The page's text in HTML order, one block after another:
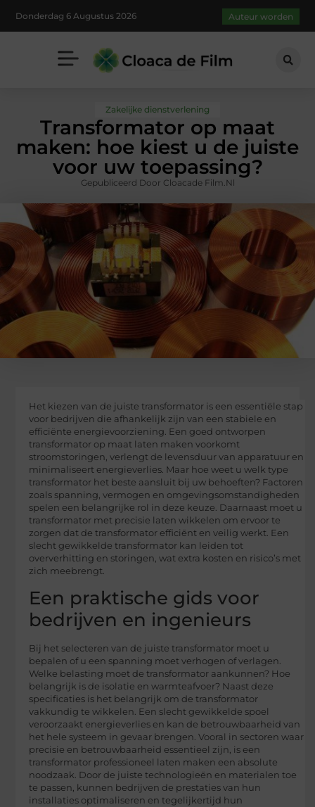
Donderdag 6 Augustus 2026 Auteur worden
Zakelijke dienstverlening
Transformator op maat
maken: hoe kiest u de juiste
voor uw toepassing?
Gepubliceerd Door Cloacade Film.nl
Het kiezen van de juiste transformator is een essentiële stap
voor bedrijven die afhankelijk zijn van een stabiele en
efficiënte energievoorziening. Een goed ontworpen
transformator op maat laten maken voorkomt
stroomstoringen, verlengt de levensduur van apparatuur en
minimaliseert energieverlies. Maar hoe weet u welk type
transformator het beste aansluit bij uw behoeften? Factoren
zoals spanning, vermogen en omgevingsomstandigheden
spelen een belangrijke rol in deze keuze. Daarnaast moet u
transformator met precisie laten wikkelen om ervoor te
zorgen dat de transformator efficiënt en veilig werkt. Een
slecht gewikkelde transformator kan leiden tot
oververhitting en storingen, wat extra kosten en risico’s met
zich meebrengt.
Een praktische gids voor
bedrijven en ingenieurs
Bij het selecteren van de juiste transformator moet u
bepalen of u een spanning moet verhogen of verlagen.
Welke belasting moet de transformator aankunnen? Hoe
belangrijk is de isolatie en warmteafvoer? Naast deze
specificaties is het belangrijk om de transformator
vakkundig te wikkelen. Een slecht gewikkelde spoel
veroorzaakt energieverlies en kan de betrouwbaarheid van
het hele systeem in gevaar brengen. Vooral in sectoren waar
precisie en betrouwbaarheid essentieel zijn, is een
transformator professioneel laten maken een absolute
noodzaak. Door de juiste technologieën en materialen toe
te passen, kunnen bedrijven de prestaties van hun
installaties optimaliseren en tegelijkertijd hun